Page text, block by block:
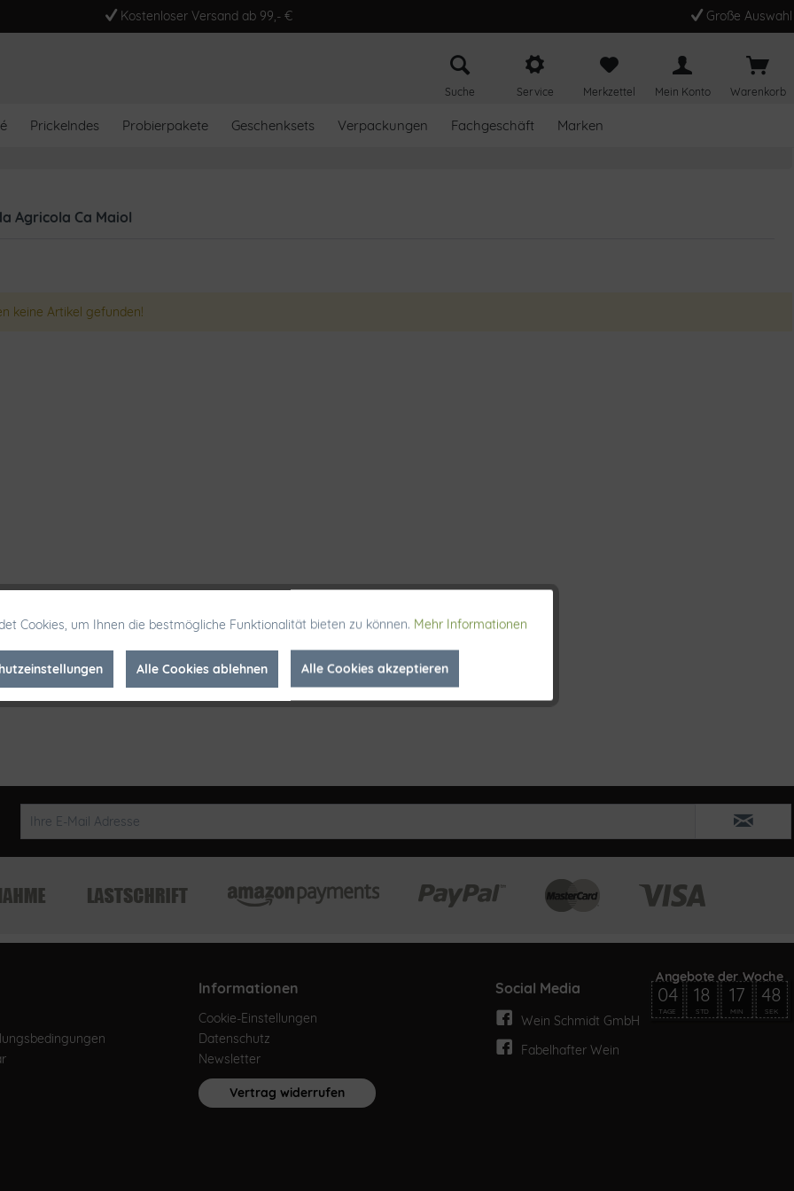
Kostenloser Versand ab 99,- € Große Auswahl
Suche Service Merkzettel Mein Konto Warenkorb
Prickelndes Probierpakete Geschenksets Verpackungen Fachgeschäft Marken
Agricola Ca Maiol
keine Artikel gefunden!
Informationen
Cookie-Einstellungen
Datenschutz
Newsletter
Vertrag widerrufen
Social Media
Wein Schmidt GmbH
Fabelhafter Wein
Aktiv
Inaktiv
Cookies, um Ihnen die bestmögliche Funktionalität bieten zu können. Mehr Informationen
Alle Cookies ablehnen Alle Cookies akzeptieren
04
TAGE
18
STD
17
MIN
48
SEK